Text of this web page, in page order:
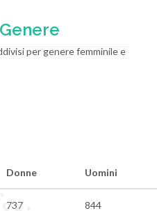
per genere femminile e
Donne Uomini
737 844